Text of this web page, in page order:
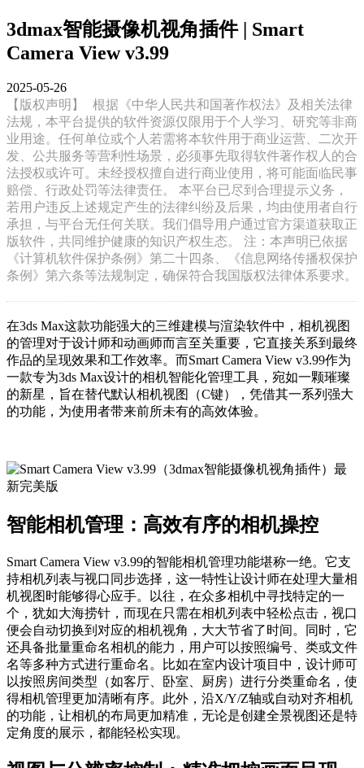
3dmax智能摄像机视角插件 | Smart
Camera View v3.99
2025-05-26
【版权声明】
根据《中华人民共和国著作权法》及相关法律
法规，本平台提供的软件资源仅限用于个人学习、研究等非商
业用途。任何单位或个人若需将本软件用于商业运营、二次开
发、公共服务等营利性场景，必须事先取得软件著作权人的合
法授权或许可。未经授权擅自进行商业使用，将可能面临民事
赔偿、行政处罚等法律责任。 本平台已尽到合理提示义务，
若用户违反上述规定产生的法律纠纷及后果，均由使用者自行
承担，与平台无任何关联。我们倡导用户通过官方渠道获取正
版软件，共同维护健康的知识产权生态。 注：本声明已依据
《计算机软件保护条例》第二十四条、《信息网络传播权保护
条例》第六条等法规制定，确保符合我国版权法律体系要求。
在3ds Max这款功能强大的三维建模与渲染软件中，相机视图
的管理对于设计师和动画师而言至关重要，它直接关系到最终
作品的呈现效果和工作效率。而Smart Camera View v3.99作为
一款专为3ds Max设计的相机智能化管理工具，宛如一颗璀璨
的新星，旨在替代默认相机视图（C键），凭借其一系列强大
的功能，为使用者带来前所未有的高效体验。
智能相机管理：高效有序的相机操控
Smart Camera View v3.99的智能相机管理功能堪称一绝。它支
持相机列表与视口同步选择，这一特性让设计师在处理大量相
机视图时能够得心应手。以往，在众多相机中寻找特定的一
个，犹如大海捞针，而现在只需在相机列表中轻松点击，视口
便会自动切换到对应的相机视角，大大节省了时间。同时，它
还具备批量重命名相机的能力，用户可以按照编号、类或文件
名等多种方式进行重命名。比如在室内设计项目中，设计师可
以按照房间类型（如客厅、卧室、厨房）进行分类重命名，使
得相机管理更加清晰有序。此外，沿X/Y/Z轴或自动对齐相机
的功能，让相机的布局更加精准，无论是创建全景视图还是特
定角度的展示，都能轻松实现。